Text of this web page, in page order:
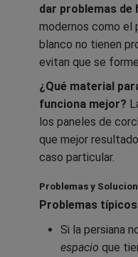
dar problemas de
modernos como el
blanco no tienen
evitan que se forme
¿Qué material
funciona mejor?
los paneles de
que mejor
caso particular.
Problemas y
Problemas típicos
Si la persiana
espacio que